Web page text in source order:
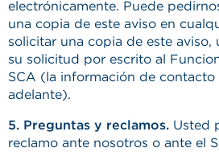
electrónicamente. Puede
una copia de este aviso en
solicitar una copia de este
su solicitud por escrito al
SCA (la información de contacto
adelante).
5. Preguntas y reclamos. Usted
reclamo ante nosotros o ante el